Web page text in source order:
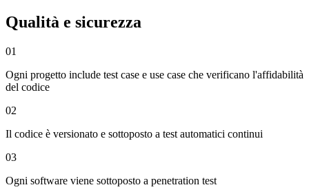
Qualità e sicurezza
01
Ogni progetto include test case e use case che verificano l'affidabilità
del codice
02
Il codice è versionato e sottoposto a test automatici continui
03
Ogni software viene sottoposto a penetration test